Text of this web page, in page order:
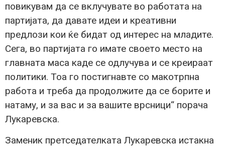
повикувам да се вклучувате во работата на
партијата, да давате идеи и креативни
предлози кои ќе бидат од интерес на младите.
Сега, во партијата го имате своето место на
главната маса каде се одлучува и се креираат
политики. Тоа го постигнавте со макотрпна
работа и треба да продолжите да се борите и
натаму, и за вас и за вашите врсници“ порача
Лукаревска.
Заменик претседателката Лукаревска истакна